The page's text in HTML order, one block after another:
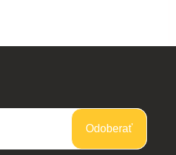
Odoberať